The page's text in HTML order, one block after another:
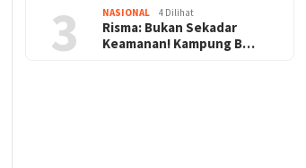
3 NASIONAL 4 Dilihat
Risma: Bukan Sekadar
Keamanan! Kampung B…